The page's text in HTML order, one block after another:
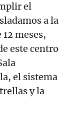
el
a la
meses,
este centro
el sistema
y la